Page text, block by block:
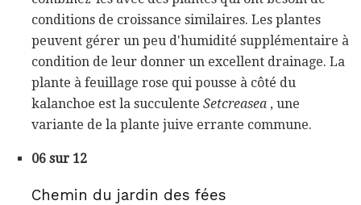
conditions de croissance similaires. Les plantes
peuvent gérer un peu d'humidité supplémentaire à
condition de leur donner un excellent drainage. La
plante à feuillage rose qui pousse à côté du
kalanchoe est la succulente Setcreasea , une
variante de la plante juive errante commune.
06 sur 12
Chemin du jardin des fées